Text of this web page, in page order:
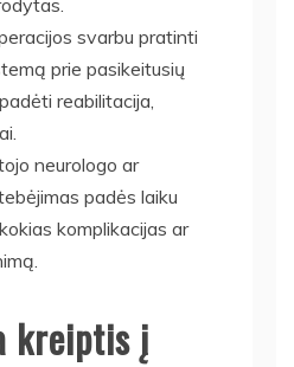
svarbu pratinti
prie pasikeitusių
reabilitacija,
neurologo ar
padės laiku
komplikacijas ar
kreiptis į